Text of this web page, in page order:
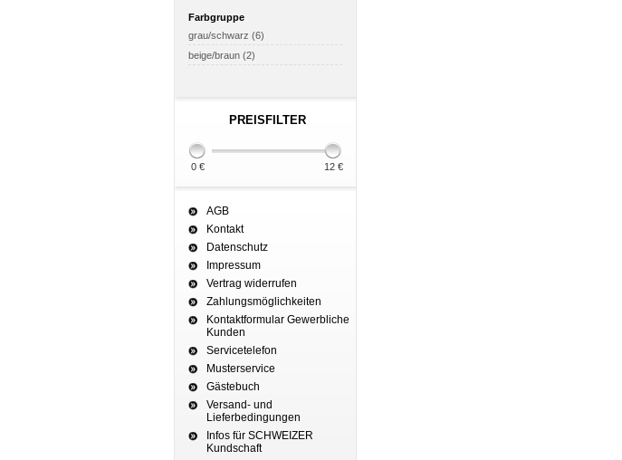
Farbgruppe
grau/schwarz (6)
beige/braun (2)
PREISFILTER
0 € 12 €
AGB
Kontakt
Datenschutz
Impressum
Vertrag widerrufen
Zahlungsmöglichkeiten
Kontaktformular Gewerbliche
Kunden
Servicetelefon
Musterservice
Gästebuch
Versand- und
Lieferbedingungen
Infos für SCHWEIZER
Kundschaft